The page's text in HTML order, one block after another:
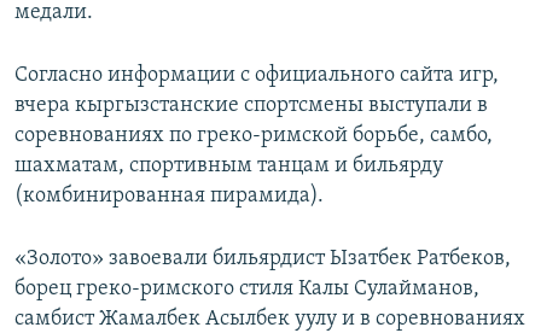
медали.
Согласно информации с официального сайта игр,
вчера кыргызстанские спортсмены выступали в
соревнованиях по греко-римской борьбе, самбо,
шахматам, спортивным танцам и бильярду
(комбинированная пирамида).
«Золото» завоевали бильярдист Ызатбек Ратбеков,
борец греко-римского стиля Калы Сулайманов,
самбист Жамалбек Асылбек уулу и в соревнованиях